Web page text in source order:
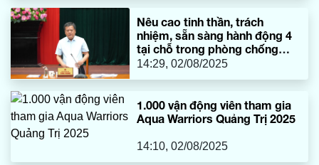
Nêu cao tinh thần, trách
nhiệm, sẵn sàng hành động 4
tại chỗ trong phòng chống
thiên tai
14:29, 02/08/2025
1.000 vận động viên tham gia
Aqua Warriors Quảng Trị 2025
14:10, 02/08/2025